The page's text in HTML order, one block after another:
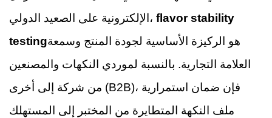
الإلكترونية على الصعيد الدولي، flavor stability
testingهو الركيزة الأساسية لجودة المنتج وسمعة
العلامة التجارية. بالنسبة لموردي النكهات والمصنعين
من شركة إلى أخرى (B2B)، فإن ضمان استمرارية
ملف النكهة المتطايرة من المختبر إلى المستهلك